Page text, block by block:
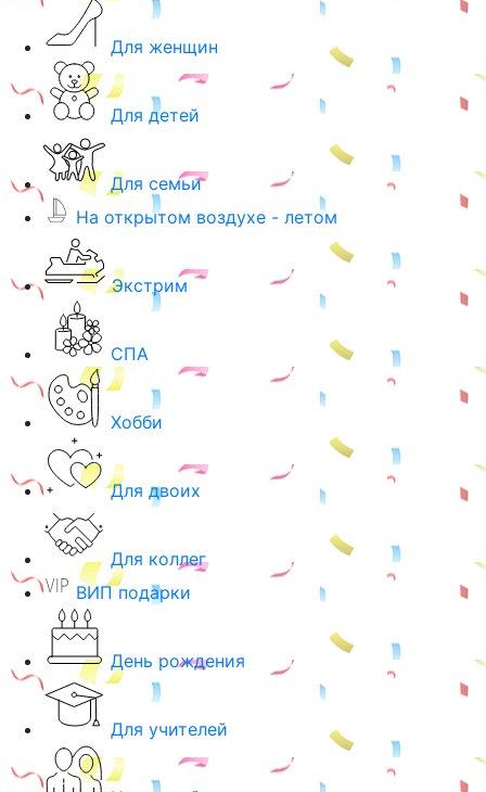
Для женщин
Для детей
Для семьи
На открытом воздухе - летом
Экстрим
СПА
Хобби
Для двоих
Для коллег
ВИП подарки
День рождения
Для учителей